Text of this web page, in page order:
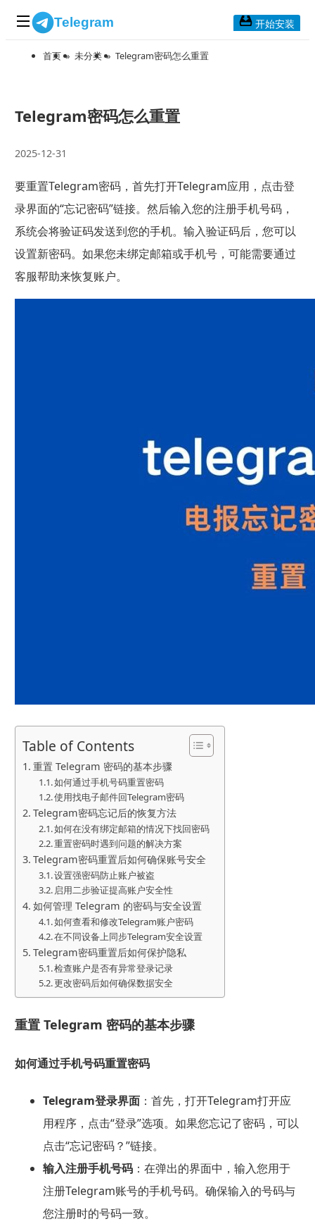
Telegram
应用下载
Telegram Mac版
Telegram安卓版
Telegram Web版
开始安装
首页 » 未分类 » Telegram密码怎么重置
Telegram密码怎么重置
2025-12-31
要重置Telegram密码，首先打开Telegram应用，点击登
录界面的“忘记密码”链接。然后输入您的注册手机号码，
系统会将验证码发送到您的手机。输入验证码后，您可以
设置新密码。如果您未绑定邮箱或手机号，可能需要通过
客服帮助来恢复账户。
Table of Contents
重置 Telegram 密码的基本步骤
如何通过手机号码重置密码
使用找电子邮件回Telegram密码
Telegram密码忘记后的恢复方法
如何在没有绑定邮箱的情况下找回密码
重置密码时遇到问题的解决方案
Telegram密码重置后如何确保账号安全
设置强密码防止账户被盗
启用二步验证提高账户安全性
如何管理 Telegram 的密码与安全设置
如何查看和修改Telegram账户密码
在不同设备上同步Telegram安全设置
Telegram密码重置后如何保护隐私
检查账户是否有异常登录记录
更改密码后如何确保数据安全
重置 Telegram 密码的基本步骤
如何通过手机号码重置密码
Telegram登录界面：首先，打开Telegram打开应
用程序，点击“登录”选项。如果您忘记了密码，可以
点击“忘记密码？”链接。
输入注册手机号码：在弹出的界面中，输入您用于
注册Telegram账号的手机号码。确保输入的号码与
您注册时的号码一致。